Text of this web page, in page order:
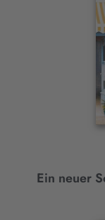
Ein neuer